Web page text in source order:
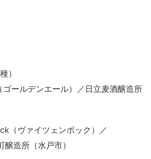
）
ールデンエール）／日立麦酒醸造所
（ヴァイツェンボック）／
造所（水戸市）